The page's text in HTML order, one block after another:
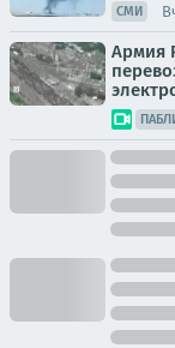
СМИ
Армия